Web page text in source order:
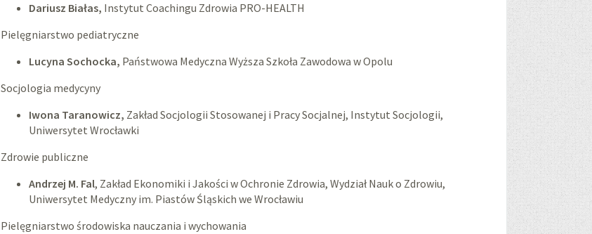
Dariusz Białas, Instytut Coachingu Zdrowia PRO-HEALTH
Pielęgniarstwo pediatryczne
Lucyna Sochocka, Państwowa Medyczna Wyższa Szkoła Zawodowa w Opolu
Socjologia medycyny
Iwona Taranowicz, Zakład Socjologii Stosowanej i Pracy Socjalnej, Instytut Socjologii,
Uniwersytet Wrocławki
Zdrowie publiczne
Andrzej M. Fal, Zakład Ekonomiki i Jakości w Ochronie Zdrowia, Wydział Nauk o Zdrowiu,
Uniwersytet Medyczny im. Piastów Śląskich we Wrocławiu
Pielęgniarstwo środowiska nauczania i wychowania